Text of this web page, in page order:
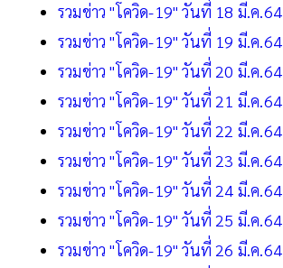
รวมข่าว "โควิด-19" วันที่ 18 มี.ค.64
รวมข่าว "โควิด-19" วันที่ 19 มี.ค.64
รวมข่าว "โควิด-19" วันที่ 20 มี.ค.64
รวมข่าว "โควิด-19" วันที่ 21 มี.ค.64
รวมข่าว "โควิด-19" วันที่ 22 มี.ค.64
รวมข่าว "โควิด-19" วันที่ 23 มี.ค.64
รวมข่าว "โควิด-19" วันที่ 24 มี.ค.64
รวมข่าว "โควิด-19" วันที่ 25 มี.ค.64
รวมข่าว "โควิด-19" วันที่ 26 มี.ค.64